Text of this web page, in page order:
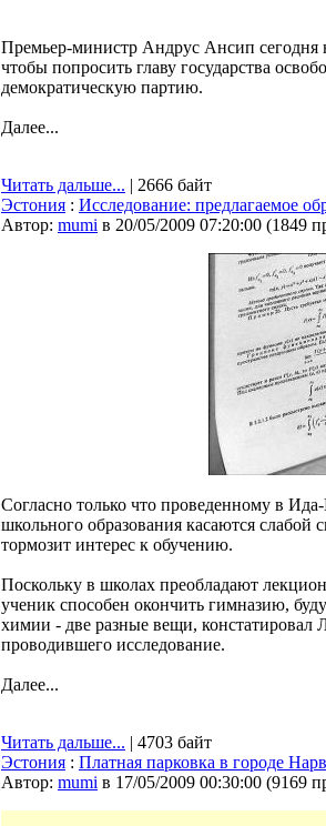
Премьер-министр Андрус Ансип сегодня
чтобы попросить главу государства
демократическую партию.
Далее...
Читать дальше... | 2666 байт
Эстония : Исследование: предлагаемое
Автор: mumi в 20/05/2009 07:20:00 (1849
Согласно только что проведенному в
школьного образования касаются слабой
тормозит интерес к обучению.
Поскольку в школах преобладают
ученик способен окончить гимназию,
химии - две разные вещи,
проводившего исследование.
Далее...
Читать дальше... | 4703 байт
Эстония : Платная парковка в городе
Автор: mumi в 17/05/2009 00:30:00 (9169